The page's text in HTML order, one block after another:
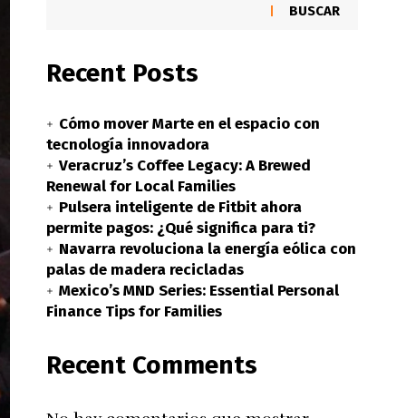
BUSCAR
Recent Posts
Cómo mover Marte en el espacio con
tecnología innovadora
Veracruz’s Coffee Legacy: A Brewed
Renewal for Local Families
Pulsera inteligente de Fitbit ahora
permite pagos: ¿Qué significa para ti?
Navarra revoluciona la energía eólica con
palas de madera recicladas
Mexico’s MND Series: Essential Personal
Finance Tips for Families
Recent Comments